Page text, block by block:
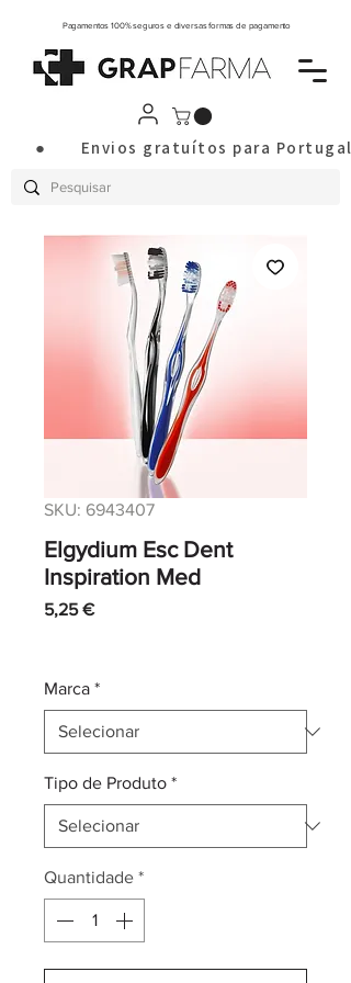
Pagamentos 100% seguros e diversas formas de pagamento
●       Envios gratuítos para
SKU: 6943407
Elgydium Esc Dent
Inspiration Med
5,25 €Preço
Marca *
Tipo de Produto *
Quantidade *